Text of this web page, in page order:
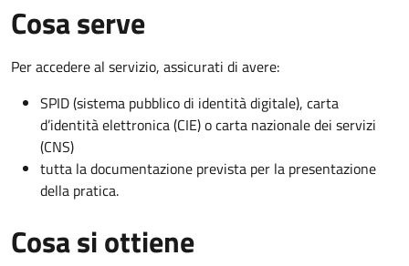
Cosa serve
Per accedere al servizio, assicurati di avere:
SPID (sistema pubblico di identità digitale), carta
d’identità elettronica (CIE) o carta nazionale dei servizi
(CNS)
tutta la documentazione prevista per la presentazione
della pratica.
Cosa si ottiene